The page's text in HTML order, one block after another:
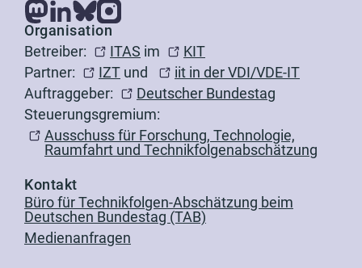
Organisation
Betreiber:
ITAS im
KIT
Partner:
IZT und
iit in der VDI/VDE-IT
Auftraggeber:
Deutscher Bundestag
Steuerungsgremium:
Ausschuss für Forschung, Technologie,
Raumfahrt und Technikfolgenabschätzung
Kontakt
Büro für Technikfolgen-Abschätzung beim
Deutschen Bundestag (TAB)
Medienanfragen